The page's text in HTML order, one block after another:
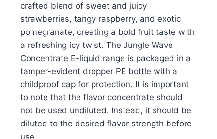
crafted blend of sweet and juicy
strawberries, tangy raspberry, and exotic
pomegranate, creating a bold fruit taste with
a refreshing icy twist. The Jungle Wave
Concentrate E-liquid range is packaged in a
tamper-evident dropper PE bottle with a
childproof cap for protection. It is important
to note that the flavor concentrate should
not be used undiluted. Instead, it should be
diluted to the desired flavor strength before
use.